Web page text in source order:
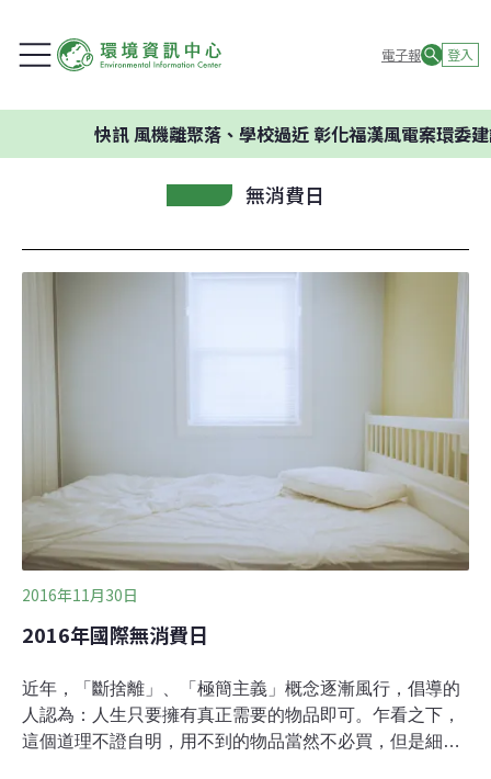
電子報 登入
風機離聚落、學校過近 彰化福漢風電案環委建議不
無消費日
2016年11月30日
2016年國際無消費日
近年，「斷捨離」、「極簡主義」概念逐漸風行，倡導的
人認為：人生只要擁有真正需要的物品即可。乍看之下，
這個道理不證自明，用不到的物品當然不必買，但是細數